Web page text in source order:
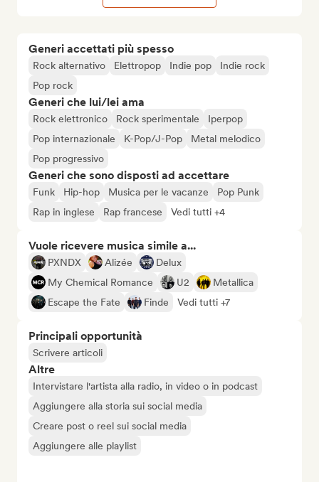
Generi accettati più spesso
Rock alternativo Elettropop Indie pop
Indie rock
Pop rock
Generi che lui/lei ama
Rock elettronico Rock sperimentale
Iperpop
Pop internazionale
K-Pop/J-Pop
Metal melodico
Pop progressivo
Generi che sono disposti ad accettare
Funk Hip-hop Musica per le vacanze
Pop Punk
Rap in inglese
Rap francese Vedi tutti +4
Vuole ricevere musica simile a...
PXNDX Alizée
Delux
My Chemical Romance
U2
Metallica
Escape the Fate
Finde Vedi tutti +7
Principali opportunità
Scrivere articoli
Altre
Intervistare l'artista alla radio, in video o in podcast
Aggiungere alla storia sui social media
Creare post o reel sui social media
Aggiungere alle playlist